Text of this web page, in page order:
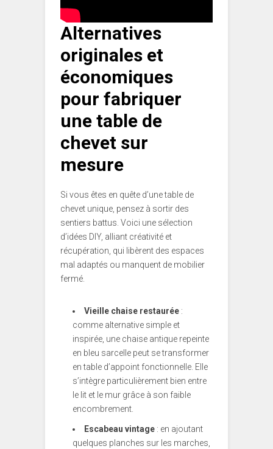
Alternatives
originales et
économiques
pour fabriquer
une table de
chevet sur
mesure
Si vous êtes en quête d’une table de
chevet unique, pensez à sortir des
sentiers battus. Voici une sélection
d’idées DIY, alliant créativité et
récupération, qui libèrent des espaces
mal adaptés ou manquent de mobilier
fermé.
Vieille chaise restaurée :
comme alternative simple et
inspirée, une chaise antique repeinte
en bleu sarcelle peut se transformer
en table d’appoint fonctionnelle. Elle
s’intègre particulièrement bien entre
le lit et le mur grâce à son faible
encombrement.
Escabeau vintage : en ajoutant
quelques planches sur les marches,